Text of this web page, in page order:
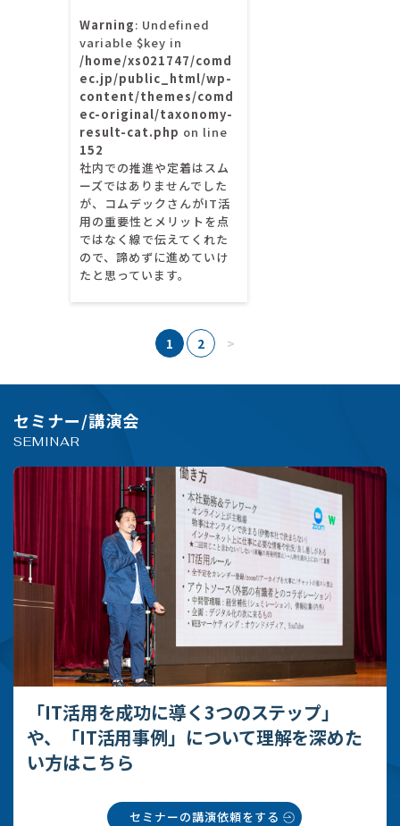
Warning: Undefined
variable $key in
/home/xs021747/comd
ec.jp/public_html/wp-
content/themes/comd
ec-original/taxonomy-
result-cat.php on line
152
社内での推進や定着はスム
ーズではありませんでした
が、コムデックさんがIT活
用の重要性とメリットを点
ではなく線で伝えてくれた
ので、諦めずに進めていけ
たと思っています。
1 2 >
セミナー/講演会
SEMINAR
「IT活用を成功に導く3つのステップ」
や、
「IT活用事例」について理解を深めた
い方はこちら
セミナーの講演依頼をする